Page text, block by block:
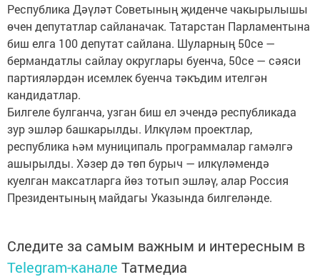
Республика Дәүләт Советының җиденче чакырылышы
өчен депутатлар сайланачак. Татарстан Парламентына
биш елга 100 депутат сайлана. Шуларның 50се —
бермандатлы сайлау округлары буенча, 50се — сәяси
партияләрдән исемлек буенча тәкъдим ителгән
кандидатлар.
Билгеле булганча, узган биш ел эчендә республикада
зур эшләр башкарылды. Илкүләм проектлар,
республика һәм муниципаль программалар гамәлгә
ашырылды. Хәзер дә төп бурыч — илкүләмендә
куелган максатларга йөз тотып эшләү, алар Россия
Президентының майдагы Указында билгеләнде.
Следите за самым важным и интересным в
Telegram-канале Татмедиа